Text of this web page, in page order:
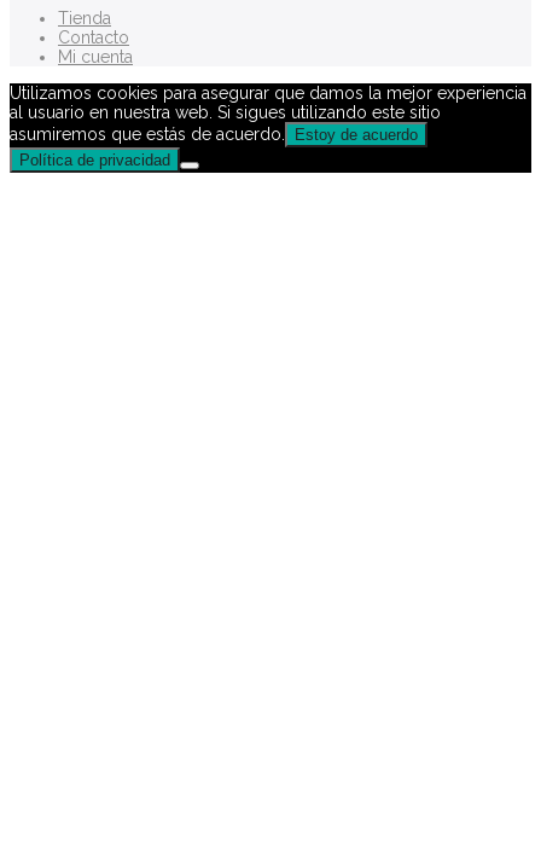
Tienda
Contacto
Mi cuenta
Utilizamos cookies para asegurar que damos la mejor experiencia
al usuario en nuestra web. Si sigues utilizando este sitio
asumiremos que estás de acuerdo.
Estoy de acuerdo
Política de privacidad